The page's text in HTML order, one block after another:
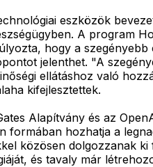
eszközök
A program
hogy a
jelenthet. "A
ellátáshoz való
kifejlesztettek.
Alapítvány és az
formában hozhatja a
közösen dolgozzanak
és tavaly már